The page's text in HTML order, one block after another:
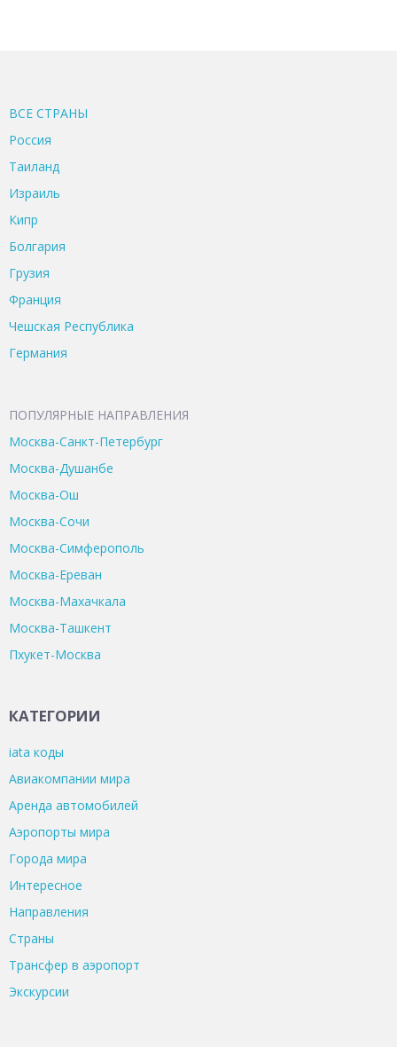
ВСЕ CТРАНЫ
Россия
Таиланд
Израиль
Кипр
Болгария
Грузия
Франция
Чешская Республика
Германия
ПОПУЛЯРНЫЕ НАПРАВЛЕНИЯ
Москва-Санкт-Петербург
Москва-Душанбе
Москва-Ош
Москва-Сочи
Москва-Симферополь
Москва-Ереван
Москва-Махачкала
Москва-Ташкент
Пхукет-Москва
КАТЕГОРИИ
iata коды
Авиакомпании мира
Аренда автомобилей
Аэропорты мира
Города мира
Интересное
Направления
Страны
Трансфер в аэропорт
Экскурсии